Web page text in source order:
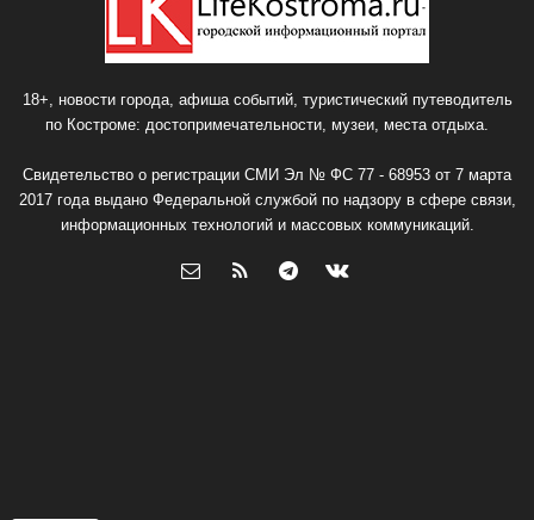
18+, новости города, афиша событий, туристический путеводитель
по Костроме: достопримечательности, музеи, места отдыха.
Свидетельство о регистрации СМИ Эл № ФС 77 - 68953 от 7 марта
2017 года выдано Федеральной службой по надзору в сфере связи,
информационных технологий и массовых коммуникаций.